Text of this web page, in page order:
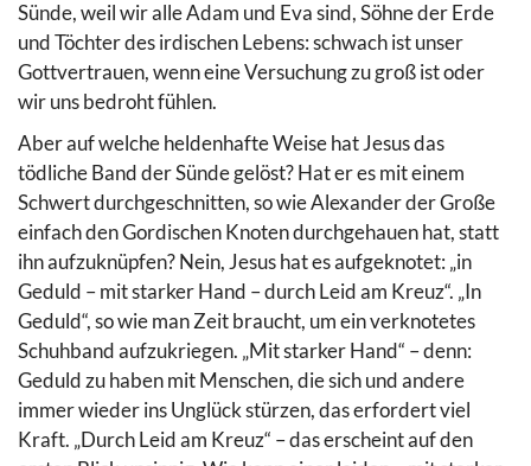
Sünde, weil wir alle Adam und Eva sind, Söhne der Erde
und Töchter des irdischen Lebens: schwach ist unser
Gottvertrauen, wenn eine Versuchung zu groß ist oder
wir uns bedroht fühlen.
Aber auf welche heldenhafte Weise hat Jesus das
tödliche Band der Sünde gelöst? Hat er es mit einem
Schwert durchgeschnitten, so wie Alexander der Große
einfach den Gordischen Knoten durchgehauen hat, statt
ihn aufzuknüpfen? Nein, Jesus hat es aufgeknotet: „in
Geduld – mit starker Hand – durch Leid am Kreuz“. „In
Geduld“, so wie man Zeit braucht, um ein verknotetes
Schuhband aufzukriegen. „Mit starker Hand“ – denn:
Geduld zu haben mit Menschen, die sich und andere
immer wieder ins Unglück stürzen, das erfordert viel
Kraft. „Durch Leid am Kreuz“ – das erscheint auf den